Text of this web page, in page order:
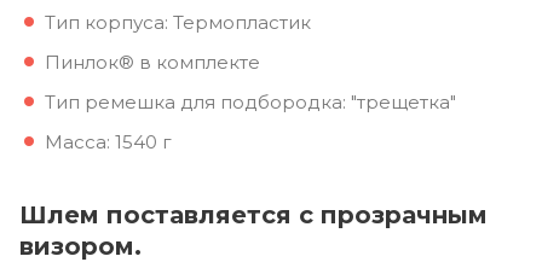
Тип корпуса: Термопластик
Пинлок® в комплекте
Тип ремешка для подбородка: "трещетка"
Масса: 1540 г
Шлем поставляется с прозрачным
визором.